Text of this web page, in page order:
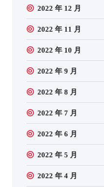
2022 年 12 月
2022 年 11 月
2022 年 10 月
2022 年 9 月
2022 年 8 月
2022 年 7 月
2022 年 6 月
2022 年 5 月
2022 年 4 月